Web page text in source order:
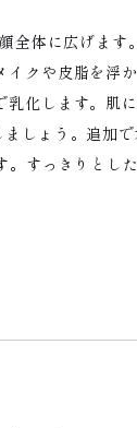
体に広げます。
クや皮脂を浮
化します。肌に
しょう。追加で
すっきりとした